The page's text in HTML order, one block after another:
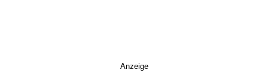
Anzeige